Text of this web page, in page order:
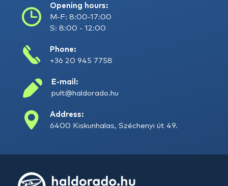
Opening hours:
M-F: 8:00-17:00
S: 8:00 - 12:00
Phone:
+36 20 945 7758
E-mail:
pult@haldorado.hu
Address:
6400 Kiskunhalas, Széchenyi út 49.